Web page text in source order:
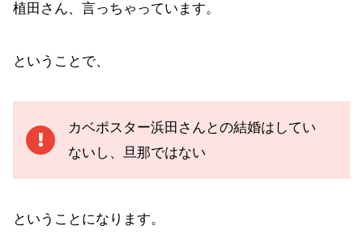
植田さん、言っちゃっています。
ということで、
カベポスター浜田さんとの結婚はしてい
ないし、旦那ではない
ということになります。